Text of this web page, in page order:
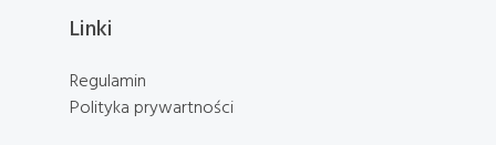
Linki
Regulamin
Polityka prywartności